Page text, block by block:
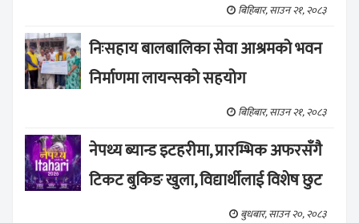
बिहिबार, साउन २१, २०८३
निःसहाय बालबालिका सेवा आश्रमको भवन
निर्माणमा लायन्सको सहयोग
बिहिबार, साउन २१, २०८३
नेपथ्य ब्यान्ड इटहरीमा, प्रारम्भिक अफरसँगै
टिकट बुकिङ खुला, विद्यार्थीलाई विशेष छुट
बुधबार, साउन २०, २०८३